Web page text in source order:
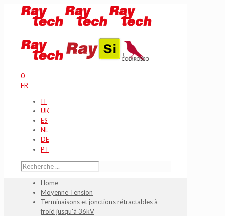
0
FR
IT
UK
ES
NL
DE
PT
Home
Moyenne Tension
Terminaisons et jonctions rétractables à
froid jusqu'à 36kV